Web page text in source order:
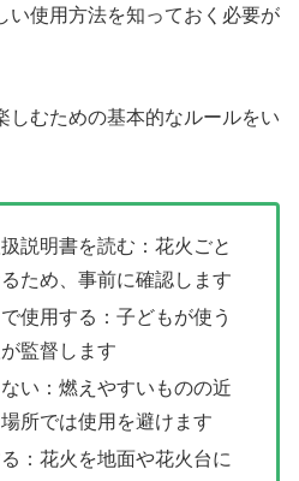
い使用方法を知っておく必要が
しむための基本的なルールをい
説明書を読む：花火ごと
ため、事前に確認します
使用する：子どもが使う
監督します
い：燃えやすいものの近
所では使用を避けます
：花火を地面や花火台に